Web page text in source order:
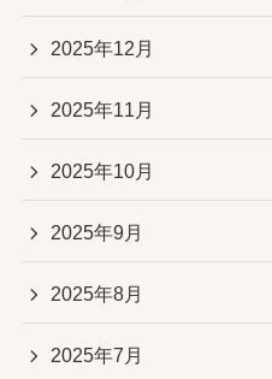
2025年12月
2025年11月
2025年10月
2025年9月
2025年8月
2025年7月